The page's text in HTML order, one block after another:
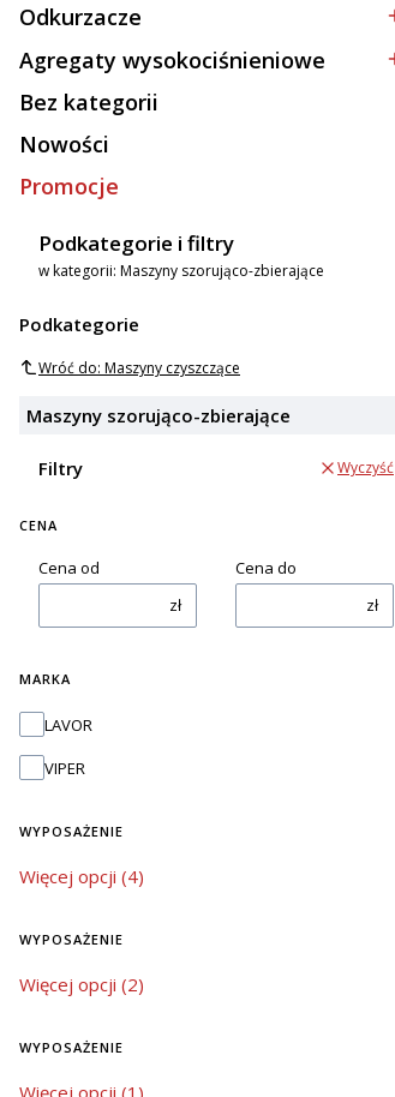
Kategoria - Odkurzacze
Odkurzacze
Kategoria - Agregaty wysokociśnieniowe
Agregaty wysokociśnieniowe
Kategoria - Bez kategorii
Bez kategorii
Nowości
Promocje
Podkategorie i filtry
w kategorii: Maszyny szorująco-zbierające
Podkategorie
Wróć do: Maszyny czyszczące
Maszyny szorująco-zbierające
Filtry Wyczyść
CENA
Cena od
zł
Cena do
zł
MARKA
Marka
LAVOR
VIPER
WYPOSAŻENIE
wyposażenie
Więcej opcji (4)
WYPOSAŻENIE
wyposażenie
Więcej opcji (2)
WYPOSAŻENIE
wyposażenie